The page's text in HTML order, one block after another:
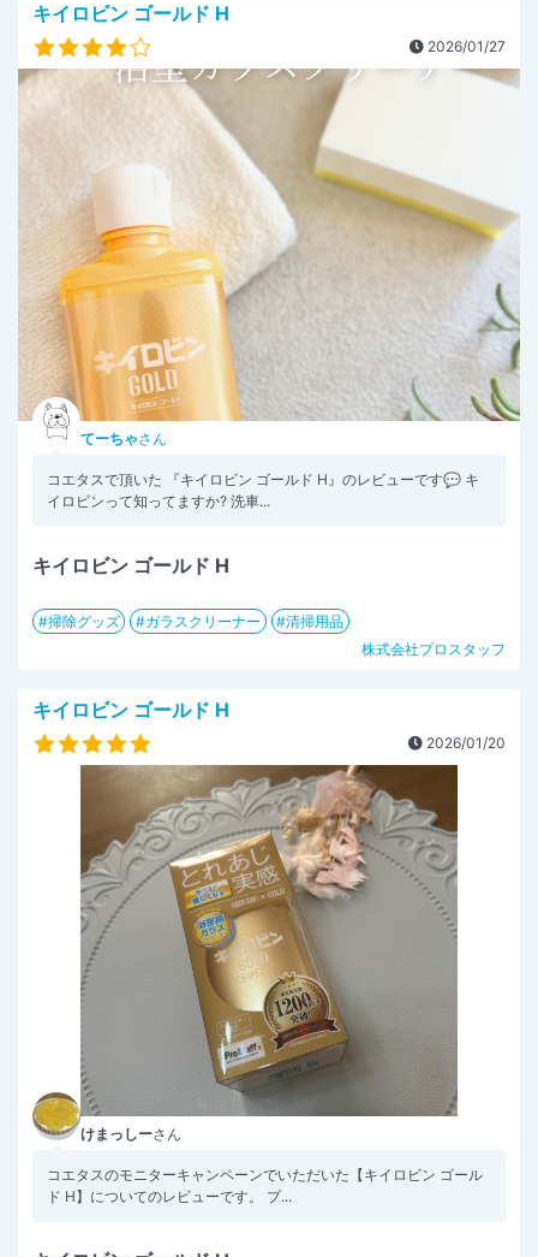
キイロビン ゴールド H
2026/01/27
てーちゃさん
コエタスで頂いた 『キイロビン ゴールド H』のレビューです💬 キ
イロビンって知ってますか? 洗車...
キイロビン ゴールド H
掃除グッズ ガラスクリーナー
清掃用品
株式会社プロスタッフ
キイロビン ゴールド H
2026/01/20
けまっしーさん
コエタスのモニターキャンペーンでいただいた【キイロビン ゴール
ド H】についてのレビューです。 プ...